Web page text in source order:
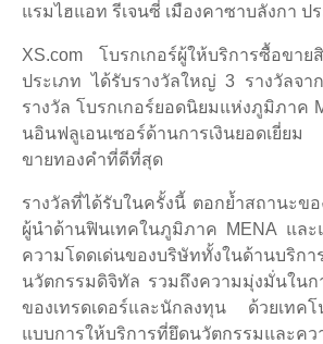
แรมไฮแอท รีเจนซี่ เมืองคาซาบลังกา ป
XS.com โบรกเกอร์ผู้ให้บริการซื้อขาย
ประเภท ได้รับรางวัลใหญ่ 3 รางวัลจา
รางวัล โบรกเกอร์ยอดนิยมแห่งภูมิภาค
นอินฟลูเอนเซอร์ด้านการเงินยอดเยี่ยม
ขายทองคำที่ดีที่สุด
รางวัลที่ได้รับในครั้งนี้ ตอกย้ำสถานะขอ
ผู้นำด้านฟินเทคในภูมิภาค MENA แล
ความโดดเด่นของบริษัททั้งในด้านบริกา
นวัตกรรมดิจิทัล รวมถึงความมุ่งมั่นในก
ของเทรดเดอร์และนักลงทุน ด้วยเทคโ
แบบการให้บริการที่ยึดนวัตกรรมและคว